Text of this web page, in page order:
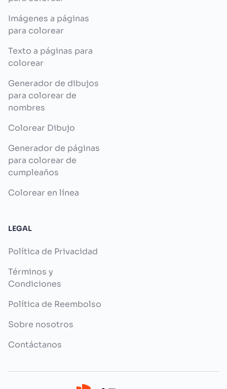
Imágenes a páginas
para colorear
Texto a páginas para
colorear
Generador de dibujos
para colorear de
nombres
Colorear Dibujo
Generador de páginas
para colorear de
cumpleaños
Colorear en línea
LEGAL
Política de Privacidad
Términos y
Condiciones
Política de Reembolso
Sobre nosotros
Contáctanos